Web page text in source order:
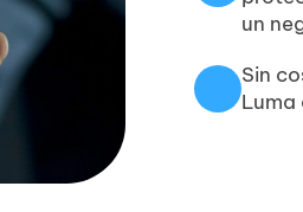
un
Sin